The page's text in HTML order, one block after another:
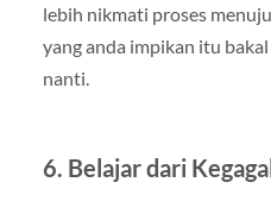
lebih nikmati proses
yang anda impikan itu
nanti.
6. Belajar dari